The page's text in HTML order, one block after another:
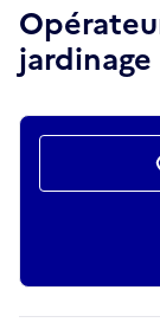
jardinage
Actions